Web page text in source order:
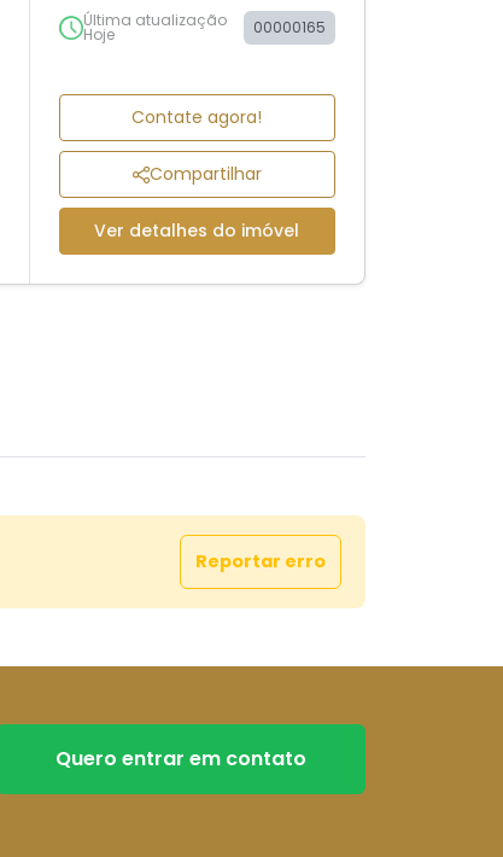
Última atualização
Hoje 00000165
Contate agora!
Compartilhar
Ver detalhes do imóvel
Reportar erro
Quero entrar em contato